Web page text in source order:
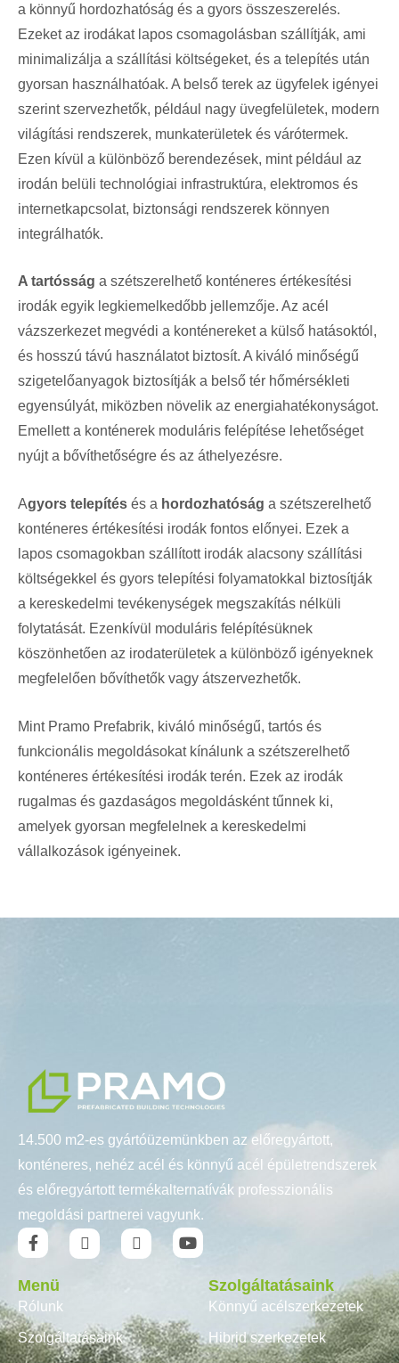
a könnyű hordozhatóság és a gyors összeszerelés.
Ezeket az irodákat lapos csomagolásban szállítják, ami
minimalizálja a szállítási költségeket, és a telepítés után
gyorsan használhatóak. A belső terek az ügyfelek igényei
szerint szervezhetők, például nagy üvegfelületek, modern
világítási rendszerek, munkaterületek és várótermek.
Ezen kívül a különböző berendezések, mint például az
irodán belüli technológiai infrastruktúra, elektromos és
internetkapcsolat, biztonsági rendszerek könnyen
integrálhatók.
A tartósság a szétszerelhető konténeres értékesítési
irodák egyik legkiemelkedőbb jellemzője. Az acél
vázszerkezet megvédi a konténereket a külső hatásoktól,
és hosszú távú használatot biztosít. A kiváló minőségű
szigetelőanyagok biztosítják a belső tér hőmérsékleti
egyensúlyát, miközben növelik az energiahatékonyságot.
Emellett a konténerek moduláris felépítése lehetőséget
nyújt a bővíthetőségre és az áthelyezésre.
Agyors telepítés és a hordozhatóság a szétszerelhető
konténeres értékesítési irodák fontos előnyei. Ezek a
lapos csomagokban szállított irodák alacsony szállítási
költségekkel és gyors telepítési folyamatokkal biztosítják
a kereskedelmi tevékenységek megszakítás nélküli
folytatását. Ezenkívül moduláris felépítésüknek
köszönhetően az irodaterületek a különböző igényeknek
megfelelően bővíthetők vagy átszervezhetők.
Mint Pramo Prefabrik, kiváló minőségű, tartós és
funkcionális megoldásokat kínálunk a szétszerelhető
konténeres értékesítési irodák terén. Ezek az irodák
rugalmas és gazdaságos megoldásként tűnnek ki,
amelyek gyorsan megfelelnek a kereskedelmi
vállalkozások igényeinek.
14.500 m2-es gyártóüzemünkben az előregyártott,
konténeres, nehéz acél és könnyű acél épületrendszerek
és előregyártott termékalternatívák professzionális
megoldási partnerei vagyunk.
Menü
Rólunk
Szolgáltatásaink
Szolgáltatásaink
Könnyű acélszerkezetek
Hibrid szerkezetek